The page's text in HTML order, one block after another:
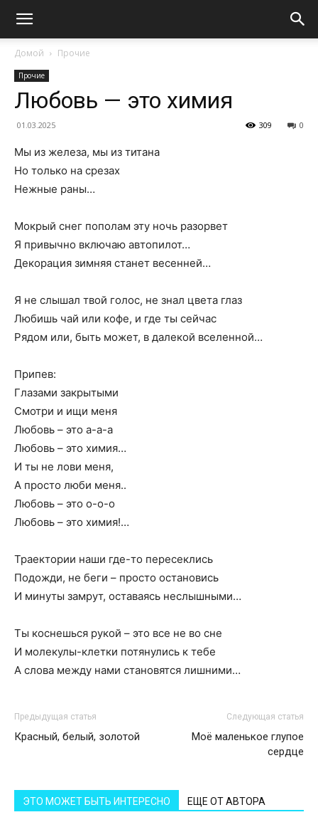
Домой Прочие
Прочие
Любовь — это химия
01.03.2025 0
309
Мы из железа, мы из титана
Но только на срезах
Нежные раны…
Мокрый снег пополам эту ночь разорвет
Я привычно включаю автопилот…
Декорация зимняя станет весенней…
Я не слышал твой голос, не знал цвета глаз
Любишь чай или кофе, и где ты сейчас
Рядом или, быть может, в далекой вселенной…
Припев:
Глазами закрытыми
Смотри и ищи меня
Любовь – это а-а-а
Любовь – это химия…
И ты не лови меня,
А просто люби меня..
Любовь – это о-о-о
Любовь – это химия!…
Траектории наши где-то пересеклись
Подожди, не беги – просто остановись
И минуты замрут, оставаясь неслышными…
Ты коснешься рукой – это все не во сне
И молекулы-клетки потянулись к тебе
А слова между нами становятся лишними…
Предыдущая статья
Красный, белый, золотой
Следующая статья
Моё маленькое глупое
сердце
ЭТО МОЖЕТ БЫТЬ ИНТЕРЕСНО ЕЩЕ ОТ АВТОРА